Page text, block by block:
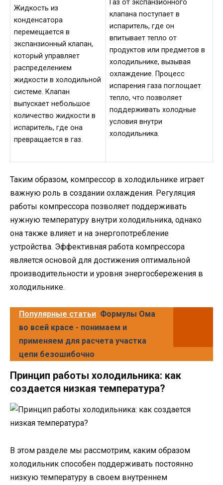
Жидкость из
конденсатора
перемещается в
экспанзионный клапан,
который управляет
распределением
жидкости в холодильной
системе. Клапан
выпускает небольшое
количество жидкости в
испаритель, где она
превращается в газ.
Газ от экспанзионного
клапана поступает в
испаритель, где он
впитывает тепло от
продуктов или предметов в
холодильнике, вызывая
охлаждение. Процесс
испарения газа поглощает
тепло, что позволяет
поддерживать холодные
условия внутри
холодильника.
Таким образом, компрессор в холодильнике играет
важную роль в создании охлаждения. Регуляция
работы компрессора позволяет поддерживать
нужную температуру внутри холодильника, однако
она также влияет и на энергопотребление
устройства. Эффективная работа компрессора
является основой для достижения оптимальной
производительности и уровня энергосбережения в
холодильнике.
Популярные статьи Формулы Ома
во всей красе - понимаем и
применяем для расчета участка
цепи безошибочно
Принцип работы холодильника: как
создается низкая температура?
В этом разделе мы рассмотрим, каким образом
холодильник способен поддерживать постоянно
низкую температуру в своем внутреннем